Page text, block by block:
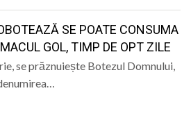
SE POATE CONSUMA
GOL, TIMP DE OPT ZILE
se prăznuiește Botezul Domnului,